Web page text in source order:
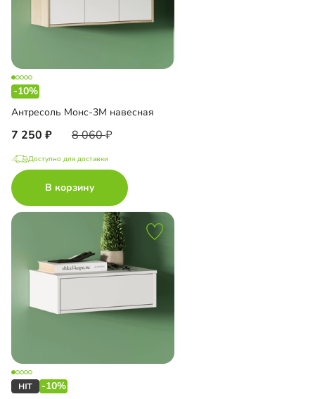
-10%
Антресоль Монс-3М навесная
7 250 8 060
Доступно для доставки
В корзину
-10%